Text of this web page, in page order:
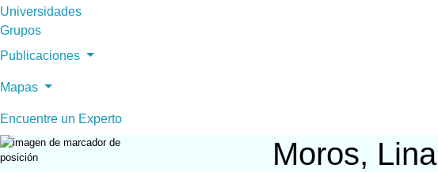
Universidades
Grupos
Publicaciones
Mapas
Encuentre un Experto
Moros, Lina